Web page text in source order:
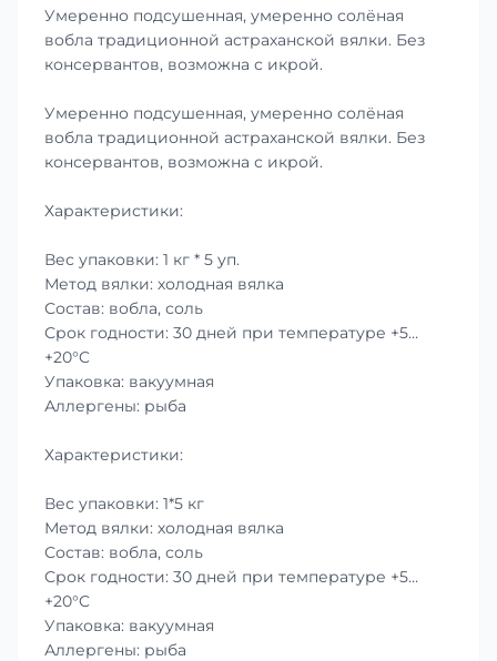
Умеренно подсушенная, умеренно солёная
вобла традиционной астраханской вялки. Без
консервантов, возможна с икрой.
Умеренно подсушенная, умеренно солёная
вобла традиционной астраханской вялки. Без
консервантов, возможна с икрой.
Характеристики:
Вес упаковки: 1 кг * 5 уп.
Метод вялки: холодная вялка
Состав: вобла, соль
Срок годности: 30 дней при температуре +5…
+20°C
Упаковка: вакуумная
Аллергены: рыба
Характеристики:
Вес упаковки: 1*5 кг
Метод вялки: холодная вялка
Состав: вобла, соль
Срок годности: 30 дней при температуре +5…
+20°C
Упаковка: вакуумная
Аллергены: рыба